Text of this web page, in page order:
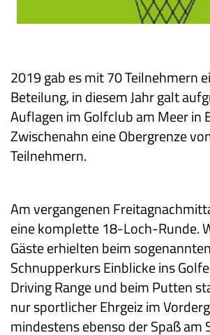
2019 gab es mit 70 Teilnehmern
Beteilung, in diesem Jahr galt
Auflagen im Golfclub am Meer in
Zwischenahn eine Obergrenze
Teilnehmern.
Am vergangenen
eine komplette 18-Loch-Runde.
Gäste erhielten beim sogenannten
Schnupperkurs Einblicke ins
Driving Range und beim Putten
nur sportlicher Ehrgeiz im
mindestens ebenso der Spaß am